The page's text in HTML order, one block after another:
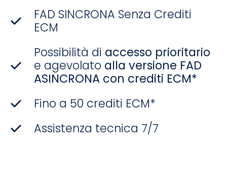
FAD SINCRONA Senza Crediti
ECM
Possibilità di accesso prioritario
e agevolato alla versione FAD
ASINCRONA con crediti ECM*
Fino a 50 crediti ECM*
Assistenza tecnica 7/7